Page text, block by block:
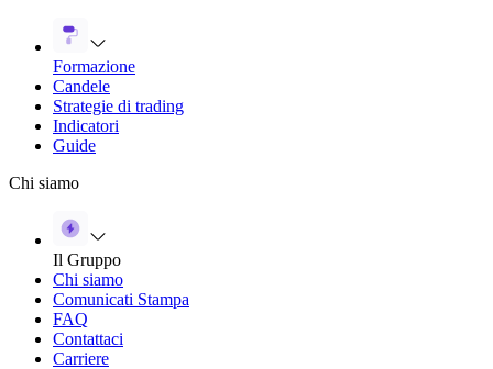
Formazione
Candele
Strategie di trading
Indicatori
Guide
Chi siamo
Il Gruppo
Chi siamo
Comunicati Stampa
FAQ
Contattaci
Carriere